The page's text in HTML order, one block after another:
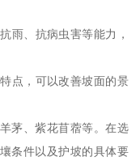
雨、抗病虫害等能力，
点，可以改善坡面的景
茅、紫花苜蓿等。在选
条件以及护坡的具体要